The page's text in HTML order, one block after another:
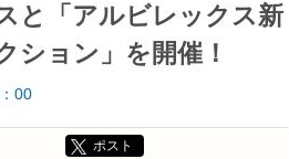
と「アルビレックス新
ション」を開催！
00
ポスト